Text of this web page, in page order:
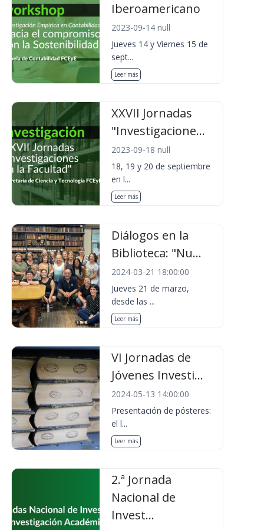
Iberoamericano
2023-09-14 null
Jueves 14 y Viernes 15 de
sept...
Leer más
XXVII Jornadas
"Investigacione...
2023-09-18 null
18, 19 y 20 de septiembre
en l...
Leer más
Diálogos en la
Biblioteca: "Nu...
2024-03-21 18:00:00
Jueves 21 de marzo,
desde las ...
Leer más
VI Jornadas de
Jóvenes Investi...
2024-05-13 14:00:00
Presentación de pósteres:
el l...
Leer más
2.ª Jornada
Nacional de
Invest...